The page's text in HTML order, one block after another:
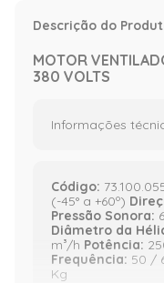
Descrição do
MOTOR
380 VOLTS
Informações
Código:
(-45° a +60º)
Pressão Sonora:
Diâmetro da
m³/h Potência:
Frequência: 50 /
Kg